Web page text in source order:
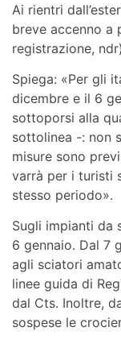
Ai rientri
breve accenno a
registrazione,
Spiega: «Per gli
dicembre e il 6
sottoporsi alla
sottolinea -: non
misure sono
varrà per i turisti
stesso periodo».
Sugli impianti da
6 gennaio. Dal 7
agli sciatori
linee guida di
dal Cts. Inoltre,
sospese le